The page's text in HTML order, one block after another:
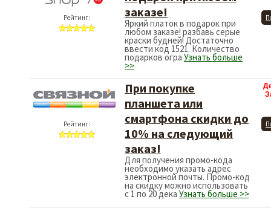
Рейтинг:
заказе!
Яркий платок в подарок при
любом заказе! разбавь серые
краски будней! Достаточно
ввести код 1521. Количество
подарков огра Узнать больше
>>
Рейтинг:
При покупке
планшета или
смартфона скидки до
10% на следующий
заказ!
Для получения промо-кода
необходимо указать адрес
электронной почты. Промо-код
на скидку можно использовать
с 1 по 20 дека Узнать больше >>